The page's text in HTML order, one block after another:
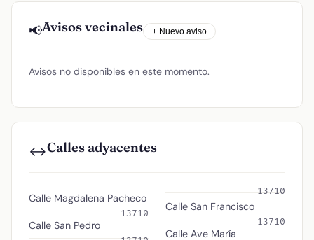
📢Avisos vecinales + Nuevo aviso
Avisos no disponibles en este momento.
↔️Calles adyacentes
Calle Magdalena Pacheco
13710
Calle San Pedro
13710
Calle San Francisco
13710
Calle Ave María